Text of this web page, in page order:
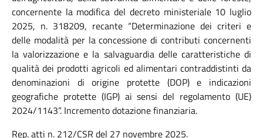
concernente la modifica del decreto ministeriale 10 luglio
2025, n. 318209, recante “Determinazione dei criteri e
delle modalità per la concessione di contributi concernenti
la valorizzazione e la salvaguardia delle caratteristiche di
qualità dei prodotti agricoli ed alimentari contraddistinti da
denominazioni di origine protette (DOP) e indicazioni
geografiche protette (IGP) ai sensi del regolamento (UE)
2024/1143”. Incremento dotazione finanziaria.
Rep. atti n. 212/CSR del 27 novembre 2025.